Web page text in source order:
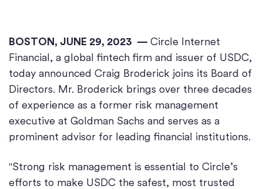
BOSTON, JUNE 29, 2023 — Circle Internet
Financial, a global fintech firm and issuer of USDC,
today announced Craig Broderick joins its Board of
Directors. Mr. Broderick brings over three decades
of experience as a former risk management
executive at Goldman Sachs and serves as a
prominent advisor for leading financial institutions.
"Strong risk management is essential to Circle’s
efforts to make USDC the safest, most trusted